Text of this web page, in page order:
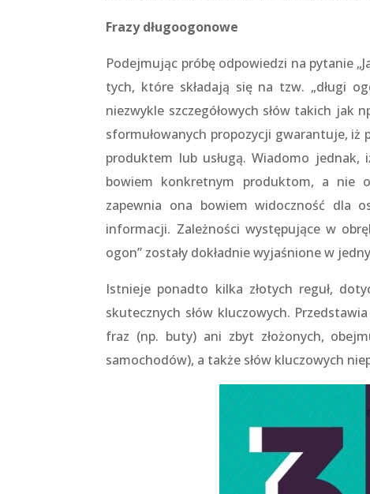
Frazy długoogonowe
Podejmując próbę odpowiedzi na pytanie
tych, które składają się na tzw. „długi
niezwykle szczegółowych słów takich jak
sformułowanych propozycji gwarantuje,
produktem lub usługą. Wiadomo
bowiem konkretnym produktom, a nie
zapewnia ona bowiem widoczność dla
informacji. Zależności występujące w
ogon” zostały dokładnie wyjaśnione w
Istnieje ponadto kilka złotych reguł,
skutecznych słów kluczowych.
fraz (np. buty) ani zbyt złożonych,
samochodów), a także słów kluczowych